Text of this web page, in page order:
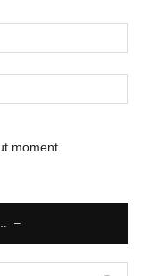
moment.
–